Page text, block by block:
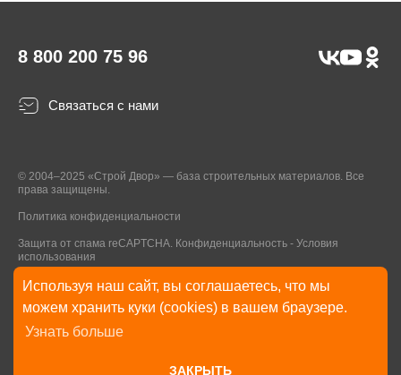
Используя наш сайт, вы соглашаетесь, что мы
можем хранить куки (cookies) в вашем браузере.
Узнать больше
ЗАКРЫТЬ
8 800 200 75 96
Связаться с нами
© 2004–2025 «Строй Двор» — база строительных материалов. Все
права защищены.
Политика конфиденциальности
Защита от спама reCAPTCHA. Конфиденциальность - Условия
использования
* Указанные на Сайте цены, комплектации, описания и технические
характеристики могут быть изменены в любое время без уведомления
пользователей Сайта. Внешний вид товаров и упаковки может